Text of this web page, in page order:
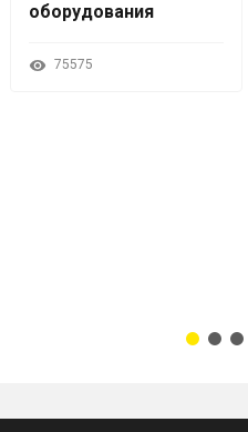
оборудования
75575